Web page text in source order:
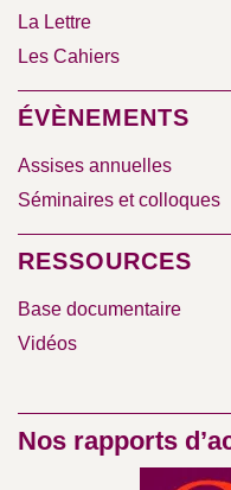
La Lettre
Les Cahiers
ÉVÈNEMENTS
Assises annuelles
Séminaires et colloques
RESSOURCES
Base documentaire
Vidéos
Nos rapports